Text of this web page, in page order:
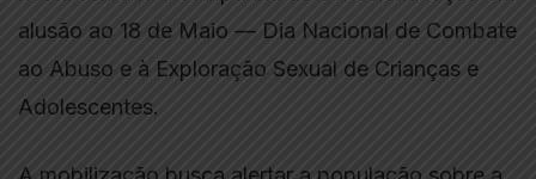
alusão ao 18 de Maio — Dia Nacional de Combate
ao Abuso e à Exploração Sexual de Crianças e
Adolescentes.